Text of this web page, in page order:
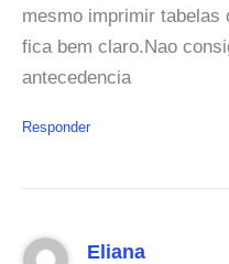
mesmo imprimir tabelas
fica bem claro.Nao
antecedencia
Responder
Eliana